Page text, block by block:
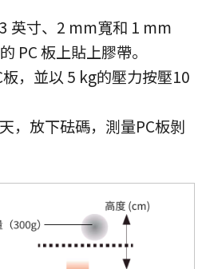
英寸、2 mm寬和 1 mm
PC 板上貼上膠帶。
，並以 5 kg的壓力按壓10
，放下砝碼，測量PC板剝